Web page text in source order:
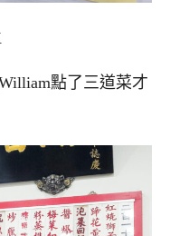
點了三道菜才